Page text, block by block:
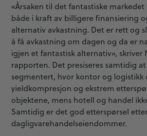
«Årsaken til det fantastiske
både i kraft av billigere finansiering
alternativ avkastning. Det er rett og
å få avkastning om dagen og da er
igjen et fantastisk alternativ», skriver
rapporten. Det presiseres samtidig
segmentert, hvor kontor og logistikk
yieldkompresjon og ekstrem
objektene, mens hotell og handel
Samtidig er det god etterspørsel
dagligvarehandelseiendommer.